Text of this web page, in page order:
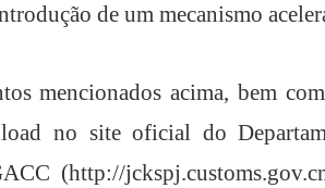
de um mecanismo
mencionados acima, bem
no site oficial do
(http://